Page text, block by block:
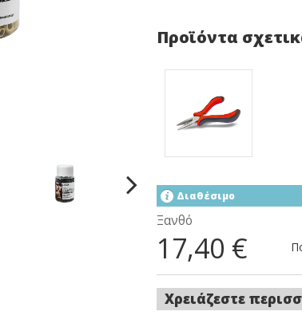
Προϊόντα
Διαθέσιμο
Ξανθό
17,40 €
Χρειάζεστε